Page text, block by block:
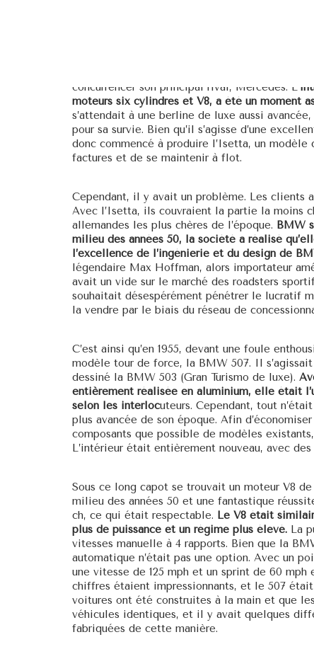
concurrencer son principal rival, Mercedes. L’
moteurs six cylindres et V8, a été un moment
s’attendait à une berline de luxe aussi
pour sa survie. Bien qu’il s’agisse d’une
donc commencé à produire l’Isetta, un
factures et de se maintenir à flot.
Cependant, il y avait un problème. Les clients
Avec l’Isetta, ils couvraient la partie la moins
allemandes les plus chères de l’époque. BMW
milieu des années 50, la société a réalisé
l’excellence de l’ingénierie et du design de
légendaire Max Hoffman, alors importateur
avait un vide sur le marché des roadsters
souhaitait désespérément pénétrer le lucratif
la vendre par le biais du réseau de
C’est ainsi qu’en 1955, devant une foule
modèle tour de force, la BMW 507. Il
dessiné la BMW 503 (Gran Turismo de luxe).
entièrement réalisée en aluminium, elle était
selon les interlocuteurs. Cependant, tout
plus avancée de son époque. Afin
composants que possible de modèles
L’intérieur était entièrement nouveau, avec
Sous ce long capot se trouvait un moteur V8
milieu des années 50 et une fantastique
ch, ce qui était respectable. Le V8 était
plus de puissance et un régime plus élevé. La
vitesses manuelle à 4 rapports. Bien que la
automatique n’était pas une option. Avec un
une vitesse de 125 mph et un sprint de 60 mph
chiffres étaient impressionnants, et le 507
voitures ont été construites à la main et que
véhicules identiques, et il y avait quelques
fabriquées de cette manière.